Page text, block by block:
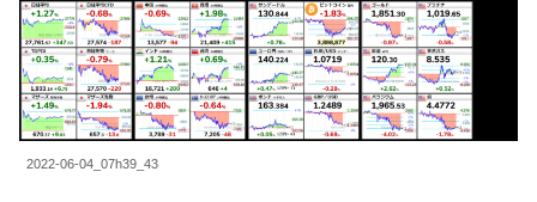
2022-06-04_07h39_43